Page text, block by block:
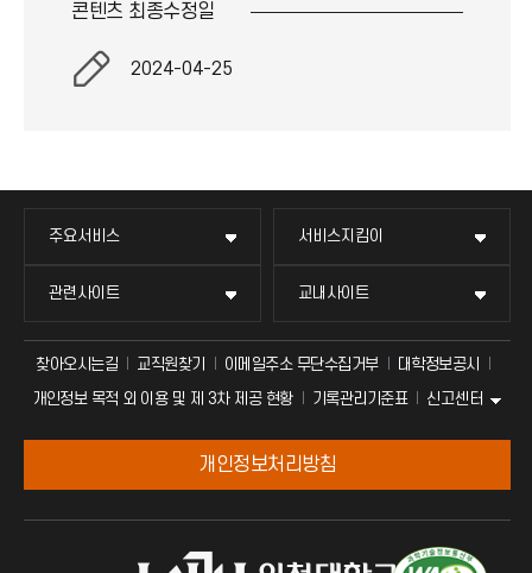
콘텐츠 최종수정일
2024-04-25
주요서비스 서비스지킴이
관련사이트 교내사이트
찾아오시는길 교직원찾기 이메일주소 무단수집거부
대학정보공시
개인정보 목적 외 이용 및 제 3차 제공 현황
기록관리기준표 신고센터
개인정보처리방침